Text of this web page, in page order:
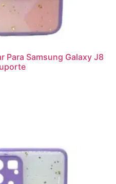
Para Samsung Galaxy J8